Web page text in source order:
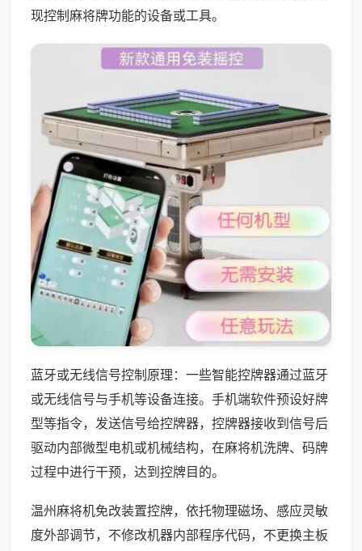
现控制麻将牌功能的设备或工具。
蓝牙或无线信号控制原理：一些智能控牌器通过蓝牙
或无线信号与手机等设备连接。手机端软件预设好牌
型等指令，发送信号给控牌器，控牌器接收到信号后
驱动内部微型电机或机械结构，在麻将机洗牌、码牌
过程中进行干预，达到控牌目的。
温州麻将机免改装置控牌，依托物理磁场、感应灵敏
度外部调节，不修改机器内部程序代码，不更换主板